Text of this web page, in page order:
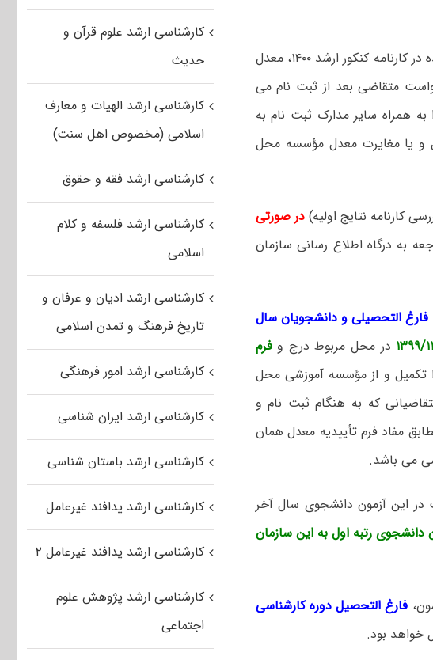
بر اساس اعلام سازمان سنجش، معدل درج شده در کارنامه کنکور ارشد ۱۴۰۰، معدل
متقاضی بعد از ثبت نام می
همراه سایر مدارک ثبت نام به
و یا مغایرت معدل مؤسسه محل
کارنامه نتایج اولیه)در صورتی
به درگاه اطلاع رسانی سازمان
التحصیلی و دانشجویان سال
در محل مربوط درج وفرم
تکمیل و از مؤسسه آموزشی محل
که به هنگام ثبت نام و
مفاد فرم تأییدیه معدل همان
در این آزمون دانشجوی سال آخر
دانشجوی رتبه اول به این سازمان
فارغ التحصیل دوره کارشناسی
خواهد بود.
کارشناسی ارشد علوم قرآن و
حدیث
کارشناسی ارشد الهیات و معارف
اسلامی (مخصوص اهل سنت)
کارشناسی ارشد فقه و حقوق
کارشناسی ارشد فلسفه و کلام
اسلامی
کارشناسی ارشد ادیان و عرفان و
تاریخ فرهنگ و تمدن اسلامی
کارشناسی ارشد امور فرهنگی
کارشناسی ارشد ایران شناسی
کارشناسی ارشد باستان شناسی
کارشناسی ارشد پدافند غیرعامل
کارشناسی ارشد پدافند غیرعامل ۲
کارشناسی ارشد پژوهش علوم
اجتماعی